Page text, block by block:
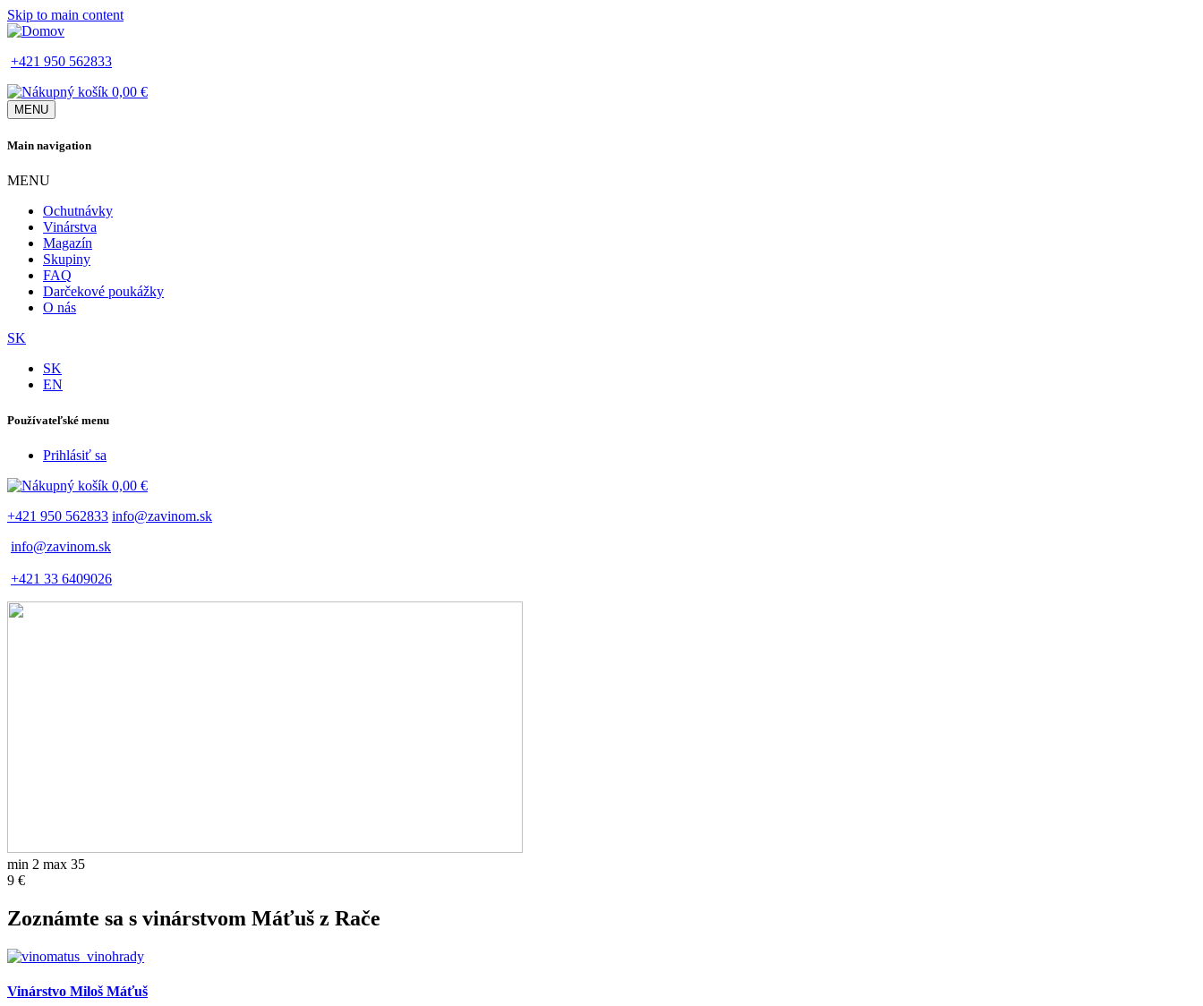
Skip to main content
+421 950 562833
0,00 €
MENU
Main navigation
MENU
Ochutnávky
Vinárstva
Magazín
Skupiny
FAQ
Darčekové poukážky
O nás
SK
SK
EN
Používateľské menu
Prihlásiť sa
0,00 €
+421 950 562833 info@zavinom.sk
info@zavinom.sk
+421 33 6409026
min 2 max 35
9 €
Zoznámte sa s vinárstvom Máťuš z Rače
Vinárstvo Miloš Máťuš